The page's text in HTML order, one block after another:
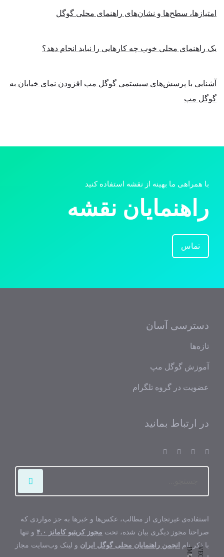
امتیازها، سطح‌ها و نشان‌های راهنمای محلی گوگل
یک راهنمای محلی خوب چه کارهایی را نباید انجام دهد؟
آشنایی با پرسش‌های سیستمی گوگل مپ افزودن نمای خیابان به
گوگل مپ
با همراهی ما بهینه از نقشه استفاده کنید
راهنمایان نقشه
تماس
دسترسی آسان
تازه‌ها
آموزش گوگل مپ
عضویت در گروه تلگرام
در ارتباط بمانید
استفاده‌ی غیرتجاری از مطالب، عکس‌ها و خبرها به جز مواردی که
صراحتا مجوز دیگری بیان شده، تحت مجوز کریتیو کامانز ۴.۰
و تنها
با ذکر نام
انجمن راهنمایان محلی گوگل ایران و لینک وب‌سایت مجاز